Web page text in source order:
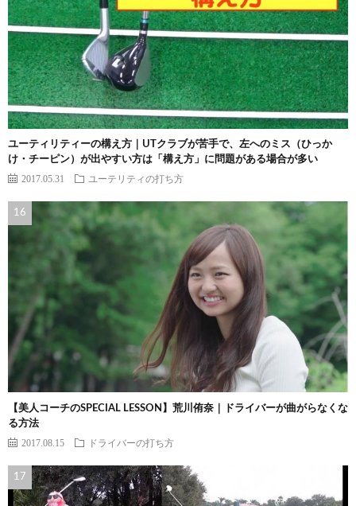
ユーティリティーの構え方｜UTクラブが苦手で、左へのミス（ひっか
け・チーピン）が出やすい方は「構え方」に問題がある場合が多い
2017.05.31 ユーテリティの打ち方
【美人コーチのSPECIAL LESSON】荒川侑奈｜ドライバーが曲がらなくな
る方法
2017.08.15 ドライバーの打ち方